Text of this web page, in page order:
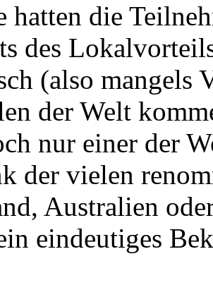
hatten die
des
(also mangels
der Welt
nur einer der
der vielen
Australien
eindeutiges